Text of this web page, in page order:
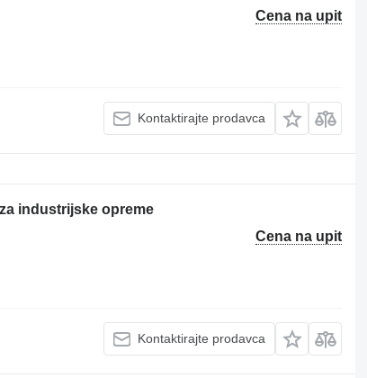
Cena na upit
Kontaktirajte prodavca
industrijske opreme
Cena na upit
Kontaktirajte prodavca